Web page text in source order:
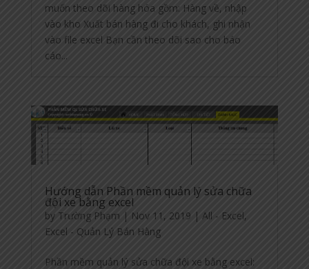
muốn theo dõi hàng hóa gồm: Hàng về, nhập
vào kho Xuất bán hàng đi cho khách, ghi nhận
vào file excel Bạn cần theo dõi sao cho báo
cáo...
Hướng dẫn Phần mềm quản lý sửa chữa
đội xe bằng excel
by Trường Phạm | Nov 11, 2019 | All - Excel,
Excel - Quản Lý Bán Hàng
Phần mềm quản lý sửa chữa đội xe bằng excel: